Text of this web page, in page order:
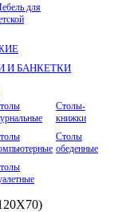
для
И БАНКЕТКИ
Столы-
книжки
Столы
обеденные